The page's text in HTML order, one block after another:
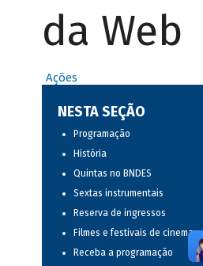
da Web
Ações
NESTA SEÇÃO
Programação
História
Quintas no BNDES
Sextas instrumentais
Reserva de ingressos
Filmes e festivais de cinema
Receba a programação